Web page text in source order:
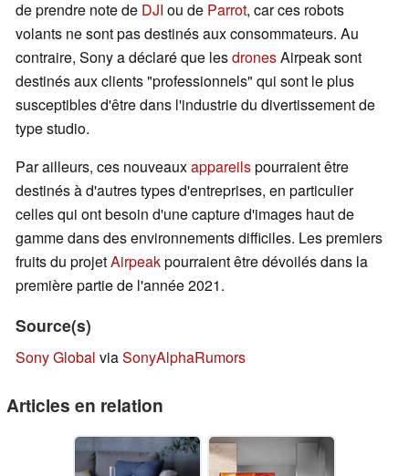
de prendre note de DJI ou de Parrot, car ces robots
volants ne sont pas destinés aux consommateurs. Au
contraire, Sony a déclaré que lesdronesAirpeak sont
destinés aux clients "professionnels" qui sont le plus
susceptibles d'être dans l'industrie du divertissement de
type studio.
Par ailleurs, ces nouveauxappareilspourraient être
destinés à d'autres types d'entreprises, en particulier
celles qui ont besoin d'une capture d'images haut de
gamme dans des environnements difficiles. Les premiers
fruits du projetAirpeakpourraient être dévoilés dans la
première partie de l'année 2021.
Source(s)
Sony Global viaSonyAlphaRumors
Articles en relation